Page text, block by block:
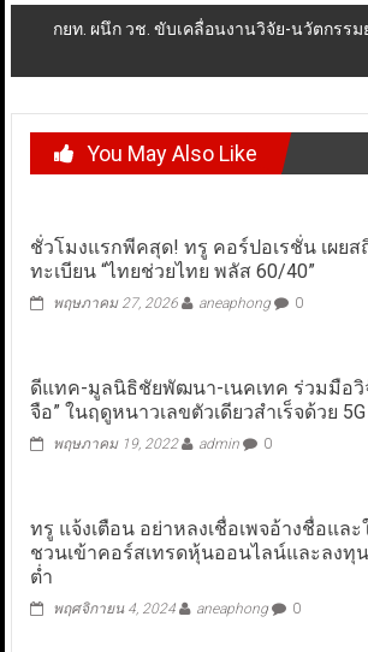
กยท. ผนึก วช. ขับเคลื่อนงานวิจัย-นวัตกรรม
You May Also Like
ชั่วโมงแรกพีคสุด! ทรู คอร์ปอเรชั่น เผยส
ทะเบียน “ไทยช่วยไทย พลัส 60/40”
พฤษภาคม 27, 2026 aneaphong 0
ดีแทค-มูลนิธิชัยพัฒนา-เนคเทค ร่วมมือวิ
จือ” ในฤดูหนาวเลขตัวเดียวสำเร็จด้วย
พฤษภาคม 19, 2022 admin 0
ทรู แจ้งเตือน อย่าหลงเชื่อเพจอ้างชื่อแล
ชวนเข้าคอร์สเทรดหุ้นออนไลน์และลงทุ
ต่ำ
พฤศจิกายน 4, 2024 aneaphong 0